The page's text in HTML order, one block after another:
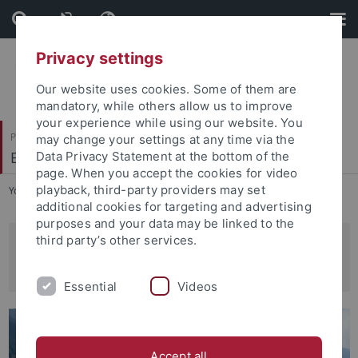
Skip
to
content
Skip
to
footer
Philosophische Fakultät
Ethnologie
You are here: Startseite ... Forschung
Digitalisierung und Erschließung der
Privacy settings
Our website uses cookies. Some of them are
mandatory, while others allow us to improve
your experience while using our website. You
may change your settings at any time via the
Data Privacy Statement at the bottom of the
page. When you accept the cookies for video
playback, third-party providers may set
additional cookies for targeting and advertising
purposes and your data may be linked to the
third party’s other services.
Essential Videos